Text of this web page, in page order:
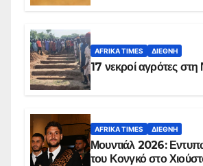
AFRIKA TIMES ΔΙΕΘΝΉ
17 νεκροί αγρότες στη
AFRIKA TIMES ΔΙΕΘΝΉ
Μουντιάλ 2026:
του Κονγκό στο